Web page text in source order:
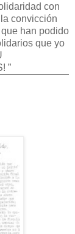
con
convicción
han podido
que yo
”